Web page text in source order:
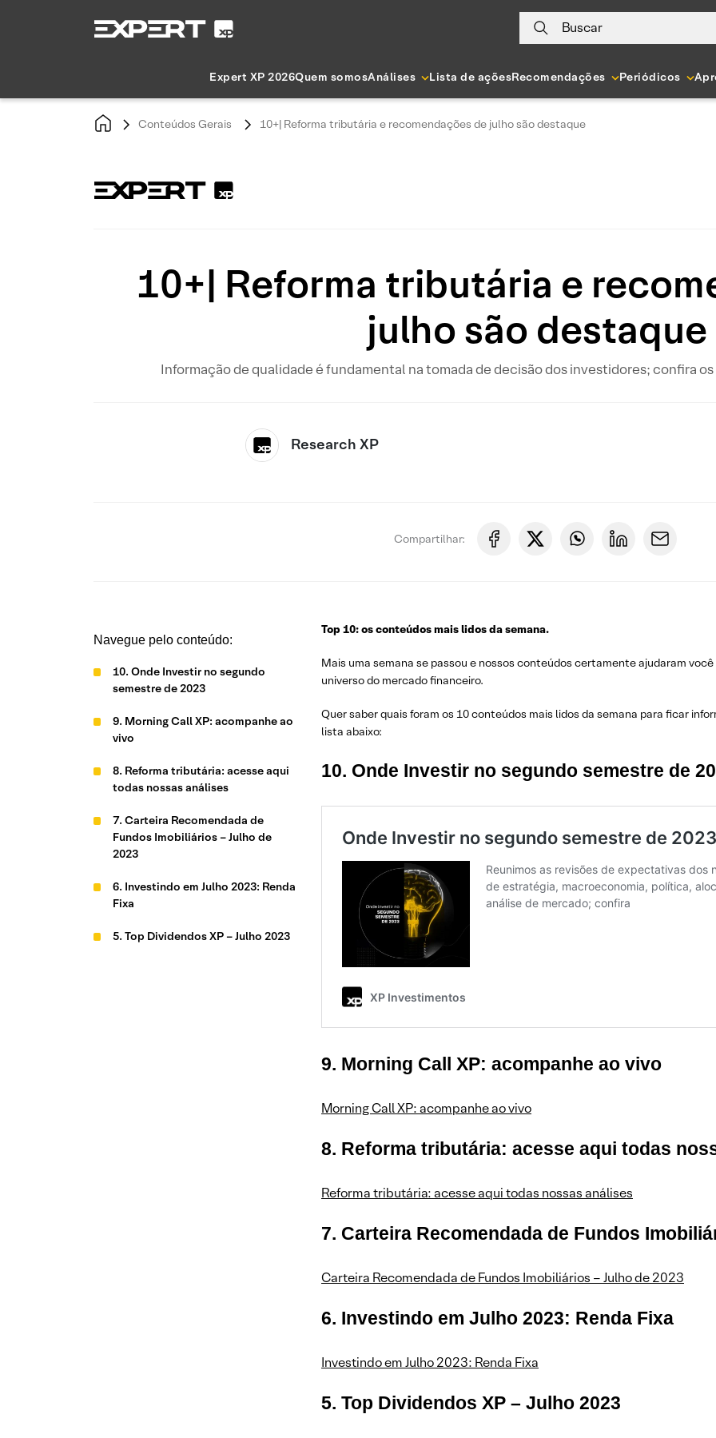
Buscar
Expert XP 2026Quem somosAnálises Lista de açõesRecomendações Periódicos
Conteúdos Gerais 10+| Reforma tributária e recomendações de julho são destaque
10+| Reforma tributária e
julho são destaque
Informação de qualidade é fundamental na tomada de decisão dos investidores; confira
Research XP
Compartilhar:
Navegue pelo conteúdo:
10. Onde Investir no segundo
semestre de 2023
9. Morning Call XP: acompanhe ao
vivo
8. Reforma tributária: acesse aqui
todas nossas análises
7. Carteira Recomendada de
Fundos Imobiliários – Julho de
2023
6. Investindo em Julho 2023: Renda
Fixa
5. Top Dividendos XP – Julho 2023
Top 10: os conteúdos mais lidos da semana.
Mais uma semana se passou e nossos conteúdos certamente ajudaram
universo do mercado financeiro.
Quer saber quais foram os 10 conteúdos mais lidos da semana para ficar
lista abaixo:
10. Onde Investir no segundo semestre de
9. Morning Call XP: acompanhe ao vivo
Morning Call XP: acompanhe ao vivo
8. Reforma tributária: acesse aqui todas
Reforma tributária: acesse aqui todas nossas análises
7. Carteira Recomendada de Fundos
Carteira Recomendada de Fundos Imobiliários – Julho de 2023
6. Investindo em Julho 2023: Renda Fixa
Investindo em Julho 2023: Renda Fixa
5. Top Dividendos XP – Julho 2023